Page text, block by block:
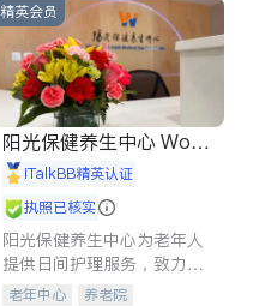
精英会员
阳光保健养生中心 World
shine
iTalkBB精英认证
执照已核实
阳光保健养生中心为老年人
提供日间护理服务，致力于
通过持续的护理创新来有效
老年中心 养老院